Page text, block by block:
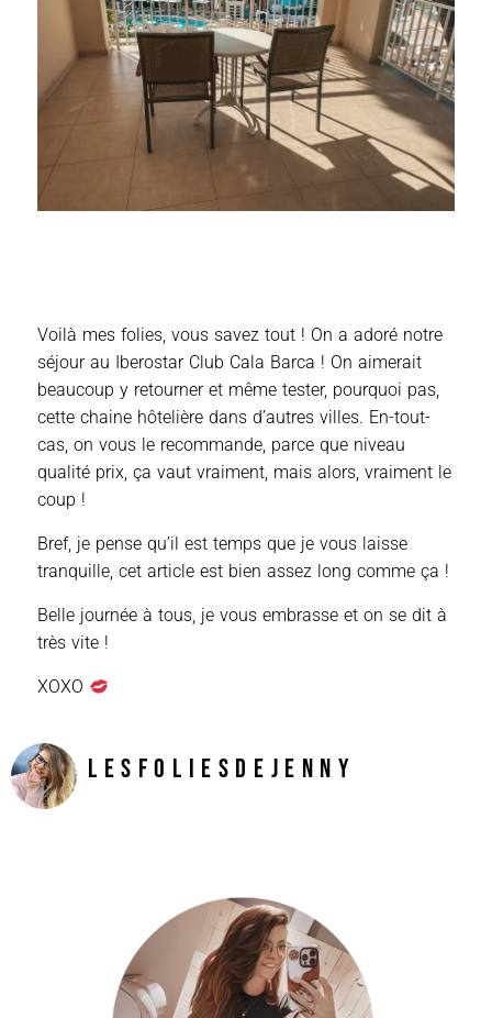
Voilà mes folies, vous savez tout ! On a adoré notre
séjour au Iberostar Club Cala Barca ! On aimerait
beaucoup y retourner et même tester, pourquoi pas,
cette chaine hôtelière dans d’autres villes. En-tout-
cas, on vous le recommande, parce que niveau
qualité prix, ça vaut vraiment, mais alors, vraiment le
coup !
Bref, je pense qu’il est temps que je vous laisse
tranquille, cet article est bien assez long comme ça !
Belle journée à tous, je vous embrasse et on se dit à
très vite !
XOXO
LesFoliesDeJenny